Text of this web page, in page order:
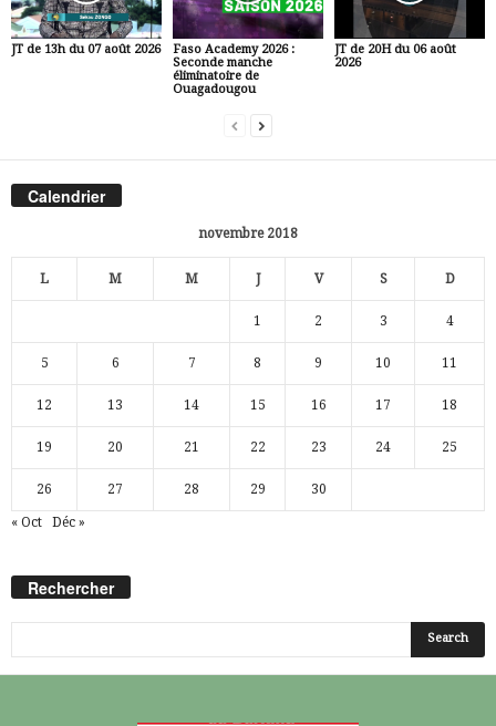
JT de 13h du 07 août 2026
Faso Academy 2026 :
Seconde manche
éliminatoire de
Ouagadougou
JT de 20H du 06 août
2026
Calendrier
novembre 2018
L M M J V S D
1 2 3 4
5 6 7 8 9 10 11
12 13 14 15 16 17 18
19 20 21 22 23 24 25
26 27 28 29 30
« Oct Déc »
Rechercher